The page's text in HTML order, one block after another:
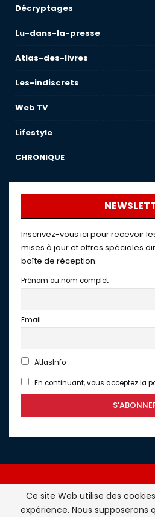
Décryptages
Lu-dans-la-presse
Atlas-des-livres
Les-indiscrets
Web TV
Lifestyle
CHRONIQUE
Inscrivez-vous ici pour recevoir
mises à jour et offres spéciales
boîte de réception.
Prénom ou nom complet
Email
AtlasInfo
En continuant, vous acceptez la
Atlasinfo.fr : l'essentiel de
Ce site Web utilise des
expérience. Nous supposerons